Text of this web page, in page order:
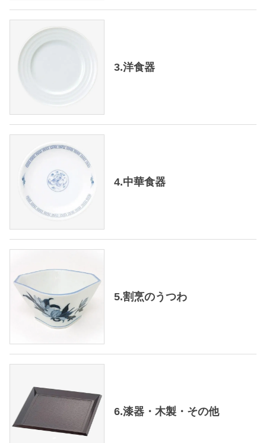
3.洋食器
4.中華食器
5.割烹のうつわ
6.漆器・木製・その他